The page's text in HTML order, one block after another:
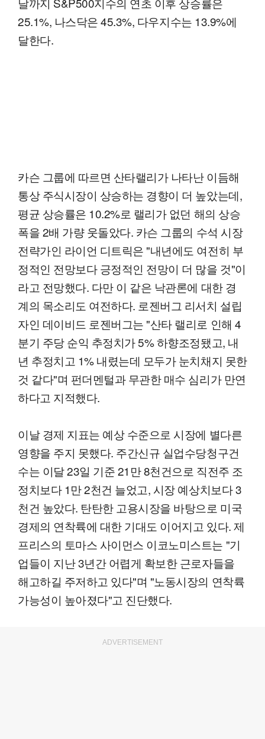
25.1%, 나스닥은 45.3%, 다우지수는 13.9%에
달한다.
카슨 그룹에 따르면 산타랠리가 나타난 이듬해
통상 주식시장이 상승하는 경향이 더 높았는데,
평균 상승률은 10.2%로 랠리가 없던 해의 상승
폭을 2배 가량 웃돌았다. 카슨 그룹의 수석 시장
전략가인 라이언 디트릭은 "내년에도 여전히 부
정적인 전망보다 긍정적인 전망이 더 많을 것"이
라고 전망했다. 다만 이 같은 낙관론에 대한 경
계의 목소리도 여전하다. 로젠버그 리서치 설립
자인 데이비드 로젠버그는 "산타 랠리로 인해 4
분기 주당 순익 추정치가 5% 하향조정됐고, 내
년 추정치고 1% 내렸는데 모두가 눈치채지 못한
것 같다"며 펀더멘털과 무관한 매수 심리가 만연
하다고 지적했다.
이날 경제 지표는 예상 수준으로 시장에 별다른
영향을 주지 못했다. 주간신규 실업수당청구건
수는 이달 23일 기준 21만 8천건으로 직전주 조
정치보다 1만 2천건 늘었고, 시장 예상치보다 3
천건 높았다. 탄탄한 고용시장을 바탕으로 미국
경제의 연착륙에 대한 기대도 이어지고 있다. 제
프리스의 토마스 사이먼스 이코노미스트는 "기
업들이 지난 3년간 어렵게 확보한 근로자들을
해고하길 주저하고 있다"며 "노동시장의 연착륙
가능성이 높아졌다"고 진단했다.
ADVERTISEMENT